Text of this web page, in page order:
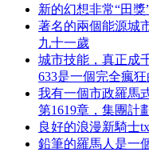
新的幻想非常“田
著名的兩個能源城
九十一歲
城市技能，真正成
633是一個完全瘋
我有一個市政羅馬
第1619章，集團計
良好的浪漫新騎士
鉛筆的羅馬人是一